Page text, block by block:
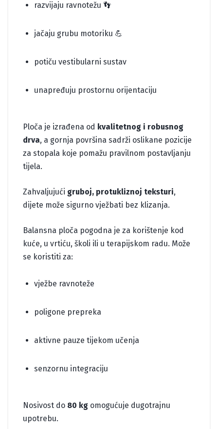
razvijaju ravnotežu 👣
jačaju grubu motoriku 💪
potiču vestibularni sustav
unapređuju prostornu orijentaciju
Ploča je izrađena od kvalitetnog i robusnog
drva, a gornja površina sadrži oslikane pozicije
za stopala koje pomažu pravilnom postavljanju
tijela.
Zahvaljujući gruboj, protukliznoj teksturi,
dijete može sigurno vježbati bez klizanja.
Balansna ploča pogodna je za korištenje kod
kuće, u vrtiću, školi ili u terapijskom radu. Može
se koristiti za:
vježbe ravnoteže
poligone prepreka
aktivne pauze tijekom učenja
senzornu integraciju
Nosivost do 80 kg omogućuje dugotrajnu
upotrebu.